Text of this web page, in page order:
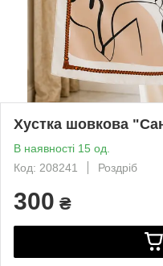
Хустка шовкова
В наявності 15 од.
Код: 208241
Роздріб
300 ₴